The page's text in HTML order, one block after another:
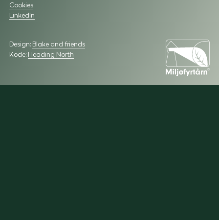
Cookies
LinkedIn
Design: Blake and friends
Kode: Heading North